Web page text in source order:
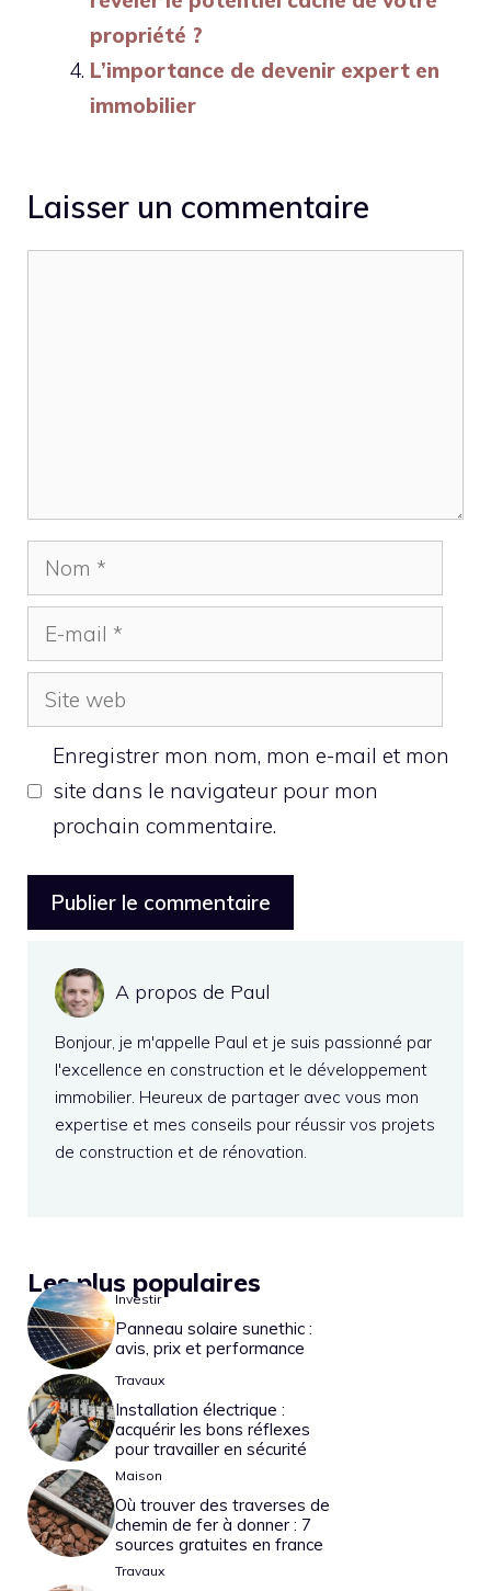
propriété ?
L’importance de devenir expert en
immobilier
Laisser un commentaire
Nom
mail
Site
web
Enregistrer mon nom, mon e-mail et mon
site dans le navigateur pour mon
prochain commentaire.
A propos de Paul
Bonjour, je m'appelle Paul et je suis passionné par
l'excellence en construction et le développement
immobilier. Heureux de partager avec vous mon
expertise et mes conseils pour réussir vos projets
de construction et de rénovation.
Les plus populaires
Investir
Panneau solaire sunethic :
avis, prix et performance
Travaux
Installation électrique :
acquérir les bons réflexes
pour travailler en sécurité
Maison
Où trouver des traverses de
chemin de fer à donner : 7
sources gratuites en france
Travaux